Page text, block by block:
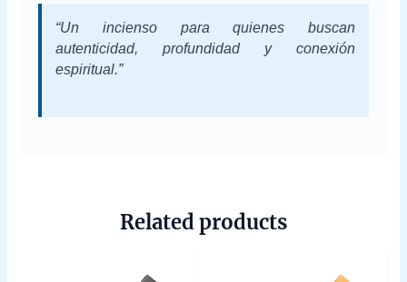
“Un incienso para quienes buscan
autenticidad, profundidad y conexión
espiritual.”
Related products